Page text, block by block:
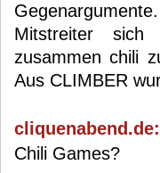
Mitstreiter
zusammen chili
Aus CLIMBER
Chili Games?